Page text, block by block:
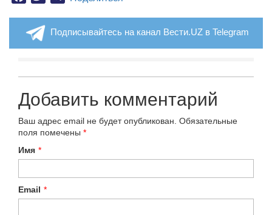
Подписывайтесь на канал Вести.UZ в Telegram
Добавить комментарий
Ваш адрес email не будет опубликован. Обязательные
поля помечены *
Имя *
Email *